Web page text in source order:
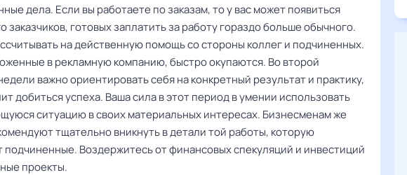
дела. Если вы работаете по заказам, то у вас может появиться
заказчиков, готовых заплатить за работу гораздо больше обычного.
на действенную помощь со стороны коллег и подчиненных.
в рекламную компанию, быстро окупаются. Во второй
важно ориентировать себя на конкретный результат и практику,
добиться успеха. Ваша сила в этот период в умении использовать
ситуацию в своих материальных интересах. Бизнесменам же
тщательно вникнуть в детали той работы, которую
Воздержитесь от финансовых спекуляций и инвестиций
проекты.